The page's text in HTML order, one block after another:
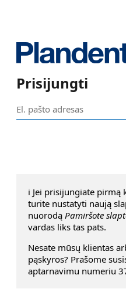
Prisijungti
ℹ️ Jei prisijungiate
turite nustatyti naują
nuorodą Pamiršote
vardas liks tas pats.
Nesate mūsų klientas
pąskyros? Prašome
aptarnavimu numeriu